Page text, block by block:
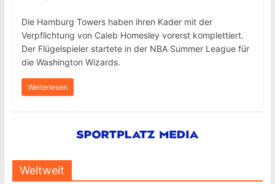
Die Hamburg Towers haben ihren Kader mit der
Verpflichtung von Caleb Homesley vorerst komplettiert.
Der Flügelspieler startete in der NBA Summer League für
die Washington Wizards.
Weiterlesen
Weltweit